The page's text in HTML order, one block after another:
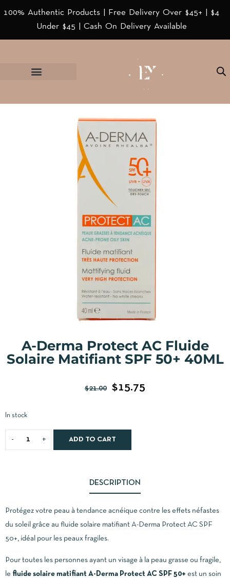
100% Authentic Products | Free Delivery Over $45+ | $4
Under $45 | Cash On Delivery Available
A-Derma Protect AC Fluide
Solaire Matifiant SPF 50+ 40ML
$21.00 $15.75
In stock
ADD TO CART
DESCRIPTION
Protégez votre peau à tendance acnéique contre les effets néfastes
du soleil grâce au fluide solaire matifiant A-Derma Protect AC SPF
50+, idéal pour les peaux fragiles.
Pour toutes les personnes ayant un visage à la peau grasse ou fragile,
le fluide solaire matifiant A-Derma Protect AC SPF 50+ est un soin